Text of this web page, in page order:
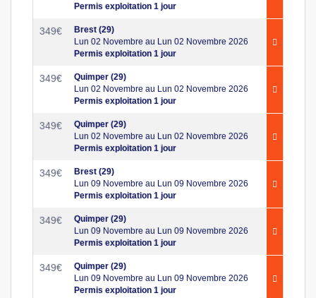
Permis exploitation 1 jour
349€
Brest (29)
Lun 02 Novembre au Lun 02 Novembre 2026
Permis exploitation 1 jour
349€
Quimper (29)
Lun 02 Novembre au Lun 02 Novembre 2026
Permis exploitation 1 jour
349€
Quimper (29)
Lun 02 Novembre au Lun 02 Novembre 2026
Permis exploitation 1 jour
349€
Brest (29)
Lun 09 Novembre au Lun 09 Novembre 2026
Permis exploitation 1 jour
349€
Quimper (29)
Lun 09 Novembre au Lun 09 Novembre 2026
Permis exploitation 1 jour
349€
Quimper (29)
Lun 09 Novembre au Lun 09 Novembre 2026
Permis exploitation 1 jour